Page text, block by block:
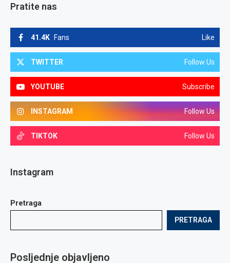
Pratite nas
41.4K Fans Like
TWITTER Follow Us
YOUTUBE Subscribe
INSTAGRAM Follow Us
TIKTOK Follow Us
Instagram
Pretraga
PRETRAGA
Posljednje objavljeno